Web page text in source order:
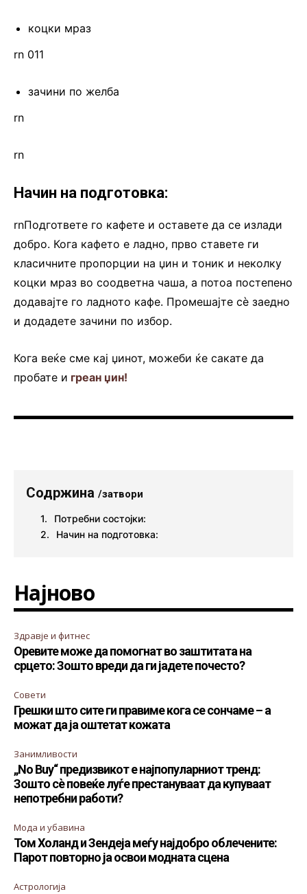
коцки мраз
rn 011
зачини по желба
rn
rn
Начин на подготовка:
rnПодгответе го кафете и оставете да се излади
добро. Кога кафето е ладно, прво ставете ги
класичните пропорции на џин и тоник и неколку
коцки мраз во соодветна чаша, а потоа постепено
додавајте го ладното кафе. Промешајте сè заедно
и додадете зачини по избор.
Кога веќе сме кај џинот, можеби ќе сакате да
пробате и греан џин!
Содржина /затвори
Потребни состојки:
Начин на подготовка:
Најново
Здравје и фитнес
Оревите може да помогнат во заштитата на
срцето: Зошто вреди да ги јадете почесто?
Совети
Грешки што сите ги правиме кога се сончаме – а
можат да ја оштетат кожата
Занимливости
„No Buy“ предизвикот е најпопуларниот тренд:
Зошто сè повеќе луѓе престануваат да купуваат
непотребни работи?
Мода и убавина
Том Холанд и Зендеја меѓу најдобро облечените:
Парот повторно ја освои модната сцена
Астрологија